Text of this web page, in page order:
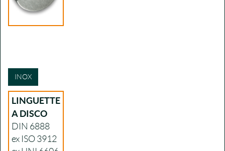
INOX
LINGUETTE
A DISCO
DIN 6888
ex ISO 3912